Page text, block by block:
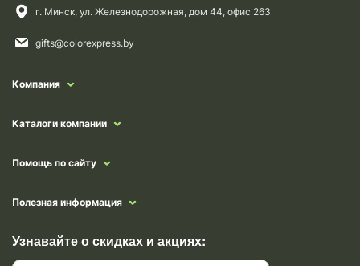
г. Минск, ул. Железнодорожная, дом 44, офис 263
gifts@colorexpress.by
Компания
Каталоги компании
Помощь по сайту
Полезная информация
Узнавайте о скидках и акциях: